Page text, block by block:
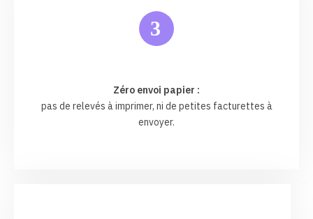
3
Zéro envoi papier :
pas de relevés à imprimer, ni de petites facturettes à
envoyer.